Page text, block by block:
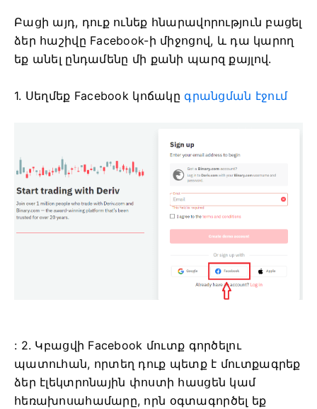
Բացի այդ, դուք ունեք հնարավորություն բացել
ձեր հաշիվը Facebook-ի միջոցով, և դա կարող
եք անել ընդամենը մի քանի պարզ քայլով.
1. Սեղմեք Facebook կոճակը գրանցման էջում
: 2. Կբացվի Facebook մուտք գործելու
պատուհան, որտեղ դուք պետք է մուտքագրեք
ձեր էլեկտրոնային փոստի հասցեն կամ
հեռախոսահամարը, որն օգտագործել եք